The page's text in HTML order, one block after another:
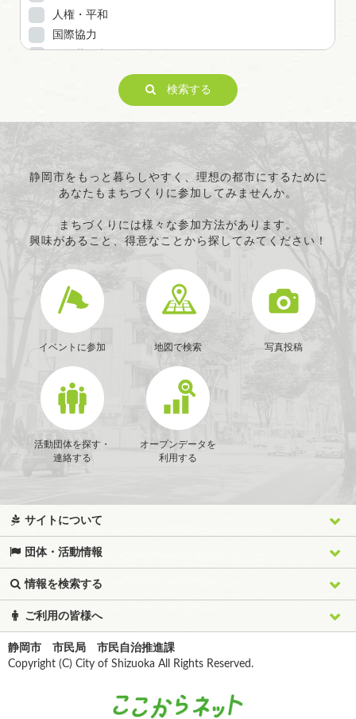
人権・平和
国際協力
子どもの健全育成
消費者保護
連絡・助言・援助
条例で定める活動
検索する
静岡市をもっと暮らしやすく、理想の都市にするために
あなたもまちづくりに参加してみませんか。
まちづくりには様々な参加方法があります。
興味があること、得意なことから探してみてください！
イベントに参加 地図で検索 写真投稿
活動団体を探す・
連絡する
オープンデータを
利用する
サイトについて
団体・活動情報
情報を検索する
ご利用の皆様へ
静岡市 市民局 市民自治推進課
Copyright (C) City of Shizuoka All Rights Reserved.